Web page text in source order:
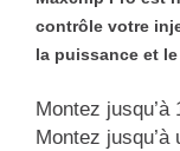
contrôle votre
la puissance et
Montez jusqu’à
Montez